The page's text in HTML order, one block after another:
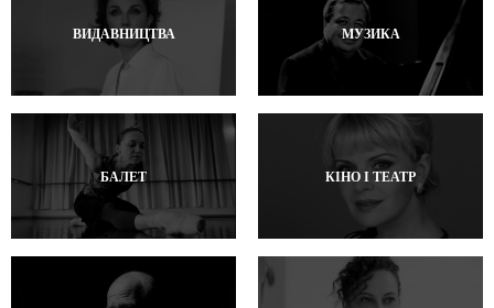
ВИДАВНИЦТВА МУЗИКА
БАЛЕТ КІНО І ТЕАТР